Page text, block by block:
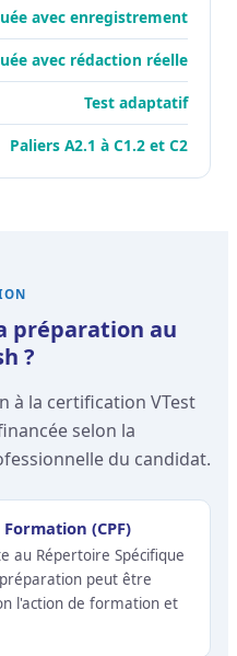
avec enregistrement
avec rédaction réelle
Test adaptatif
Paliers A2.1 à C1.2 et C2
préparation au
?
à la certification VTest
selon la
du candidat.
(CPF)
au Répertoire Spécifique
préparation peut être
l'action de formation et